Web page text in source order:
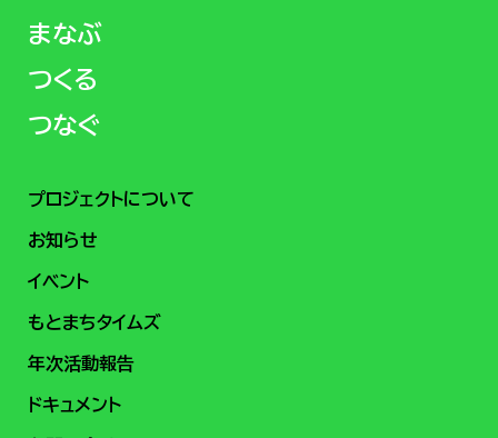
まなぶ
つくる
つなぐ
プロジェクトについて
お知らせ
イベント
もとまちタイムズ
年次活動報告
ドキュメント